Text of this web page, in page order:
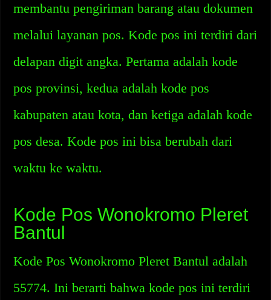
membantu pengiriman barang atau dokumen
melalui layanan pos. Kode pos ini terdiri dari
delapan digit angka. Pertama adalah kode
pos provinsi, kedua adalah kode pos
kabupaten atau kota, dan ketiga adalah kode
pos desa. Kode pos ini bisa berubah dari
waktu ke waktu.
Kode Pos Wonokromo Pleret
Bantul
Kode Pos Wonokromo Pleret Bantul adalah
55774. Ini berarti bahwa kode pos ini terdiri